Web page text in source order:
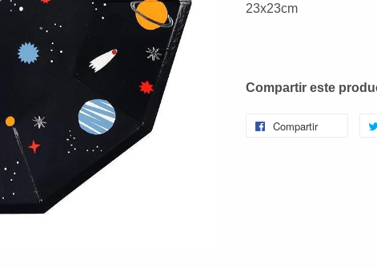
23x23cm
Compartir este
Compartir